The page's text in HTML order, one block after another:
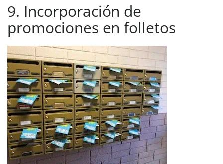
9. Incorporación de
promociones en folletos